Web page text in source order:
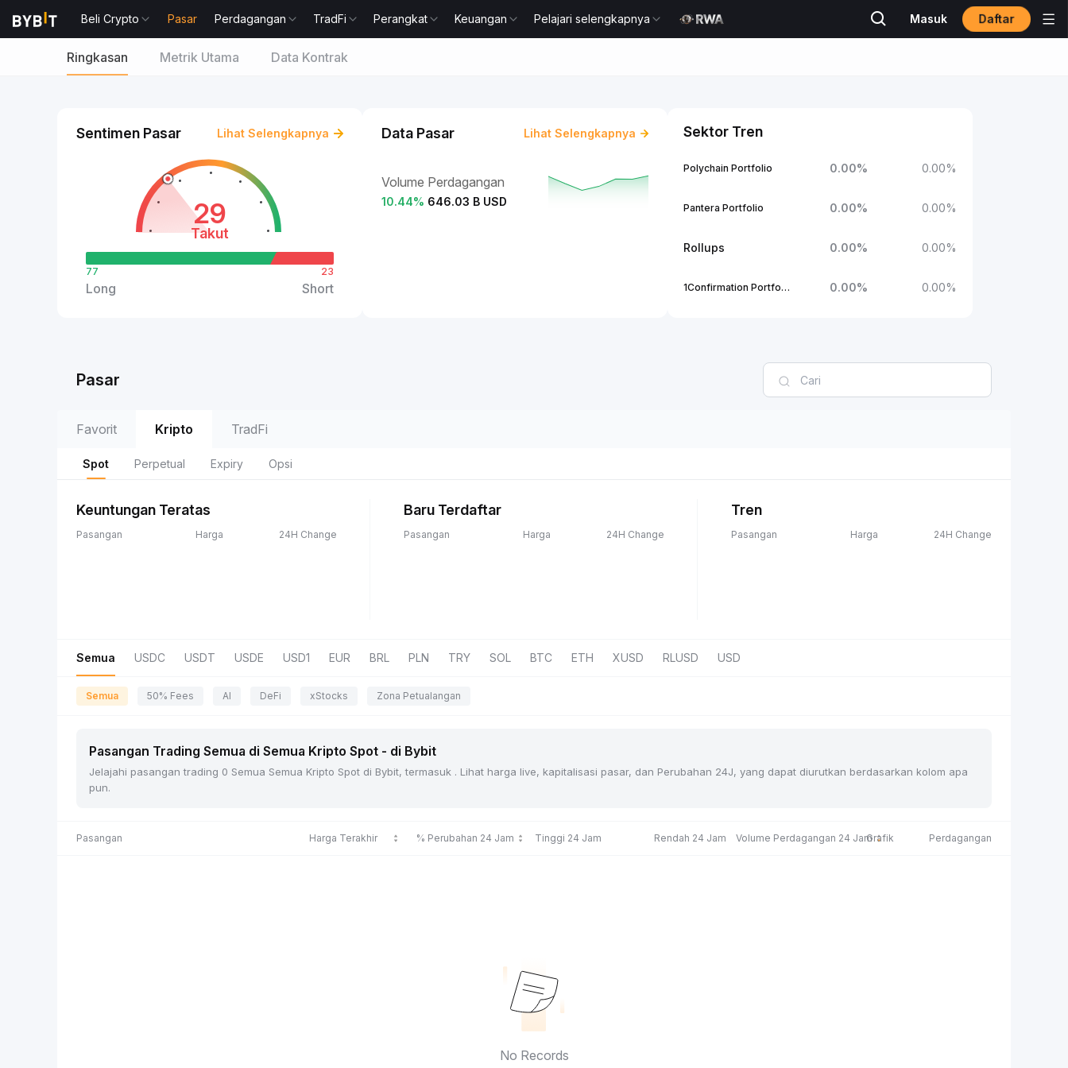
Beli Crypto Pasar Perdagangan TradFi Perangkat Keuangan Pelajari selengkapnya Masuk Daftar
Ringkasan Metrik Utama Data Kontrak
Sentimen Pasar Lihat Selengkapnya
29
Takut
77
Long
23
Short
Data Pasar Lihat Selengkapnya
Volume Perdagangan
10.44% 646.03 B USD
Sektor Tren
Polychain Portfolio 0.00% 0.00%
Pantera Portfolio 0.00% 0.00%
Rollups 0.00% 0.00%
1Confirmation Portfolio 0.00% 0.00%
Pasar
Favorit Kripto TradFi
Spot Perpetual Expiry Opsi
Keuntungan Teratas
Pasangan Harga 24H Change
Baru Terdaftar
Pasangan Harga 24H Change
Tren
Pasangan Harga 24H Change
Semua USDC USDT USDE USD1 EUR BRL PLN TRY SOL BTC ETH XUSD RLUSD USD
Semua 50% Fees AI DeFi xStocks Zona Petualangan
Pasangan Trading Semua di Semua Kripto Spot - di Bybit
Jelajahi pasangan trading 0 Semua Semua Kripto Spot di Bybit, termasuk . Lihat harga live, kapitalisasi pasar, dan Perubahan 24J, yang dapat diurutkan berdasarkan kolom apa
pun.
Pasangan Harga Terakhir % Perubahan 24 Jam Tinggi 24 Jam Rendah 24 Jam Volume Perdagangan 24 JamGrafik Perdagangan
No Records